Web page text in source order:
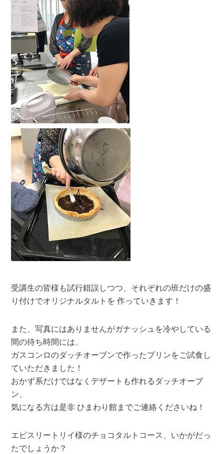
受講生の皆様も試行錯誤しつつ、それぞれの班だけの盛
り付けでオリジナルタルトを 作っていきます！
また、写真にはありませんがガナッシュを冷やしている
間の待ち時間には、
ガスコンロのダッチオーブンで作ったプリンをご試食し
ていただきました！
おかず系だけではなくデザートも作れるダッチオーブ
ン、
気になる方は是非 ひまわり館までご連絡くださいね！
エピスリートリイ様のチョコタルトコース、いかがだっ
たでしょうか？